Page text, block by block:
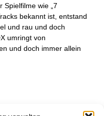
Spielfilme wie „7
bekannt ist, entstand
und rau und doch
umringt von
und doch immer allein